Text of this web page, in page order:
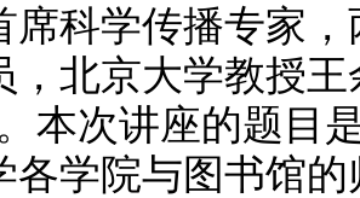
席科学传播专家
，北京大学教授
本次讲座的题目
各学院与图书馆